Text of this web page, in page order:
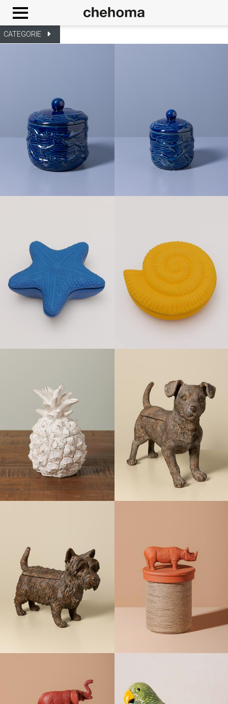
CATEGORIE
Cookies management panel